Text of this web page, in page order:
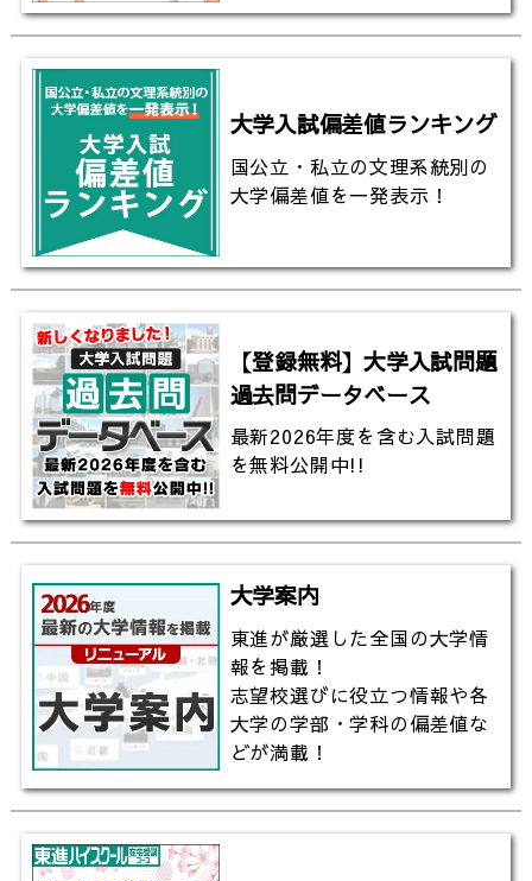
大学入試偏差値ランキング
国公立・私立の文理系統別の
大学偏差値を一発表示！
【登録無料】大学入試問題
過去問データベース
最新2026年度を含む入試問題
を無料公開中!!
大学案内
東進が厳選した全国の大学情
報を掲載！
志望校選びに役立つ情報や各
大学の学部・学科の偏差値な
どが満載！